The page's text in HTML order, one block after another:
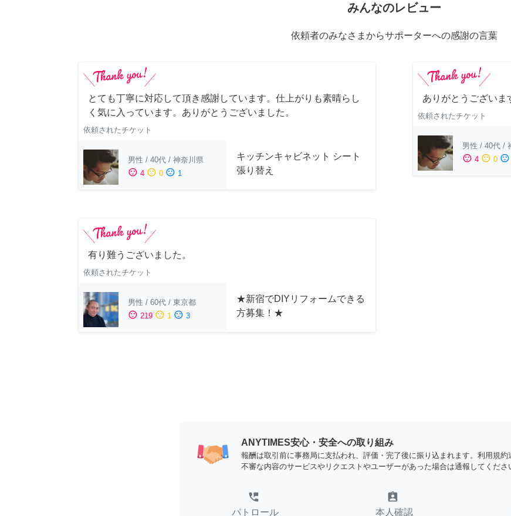
みんなのレビュー
依頼者のみなさまからサポーターへの感謝の言葉
とても丁寧に対応して頂き感謝しています。仕上がりも素晴らし
く気に入っています。ありがとうございました。
依頼されたチケット
男性 / 40代 / 神奈川県
sentiment_satisfied 4 sentiment_neutral 0 sentiment_dissatisfied 1
キッチンキャビネット シート
張り替え
ありがとうございま
依頼されたチケット
男性 / 40代 /
sentiment_satisfied 4 sentiment_neutral 0 sentiment_dissatisfied
有り難うございました。
依頼されたチケット
男性 / 60代 / 東京都
sentiment_satisfied 219 sentiment_neutral 1 sentiment_dissatisfied 3
★新宿でDIYリフォームできる
方募集！★
ANYTIMES安心・安全への取り組み
報酬は取引前に事務局に支払われ、評価・完了後に振り込まれます。利用規約
不審な内容のサービスやリクエストやユーザーがあった場合は通報してくださ
perm_phone_msg
パトロール
assignment_ind
本人確認